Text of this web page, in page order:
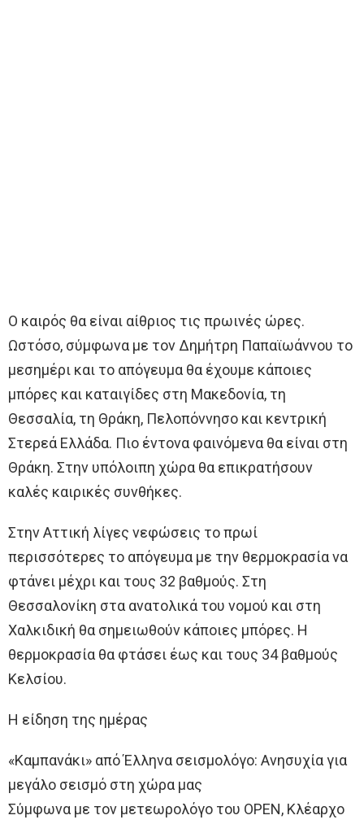
Ο καιρός θα είναι αίθριος τις πρωινές ώρες.
Ωστόσο, σύμφωνα με τον Δημήτρη Παπαϊωάννου το
μεσημέρι και το απόγευμα θα έχουμε κάποιες
μπόρες και καταιγίδες στη Μακεδονία, τη
Θεσσαλία, τη Θράκη, Πελοπόννησο και κεντρική
Στερεά Ελλάδα. Πιο έντονα φαινόμενα θα είναι στη
Θράκη. Στην υπόλοιπη χώρα θα επικρατήσουν
καλές καιρικές συνθήκες.
Στην Αττική λίγες νεφώσεις το πρωί
περισσότερες το απόγευμα με την θερμοκρασία να
φτάνει μέχρι και τους 32 βαθμούς. Στη
Θεσσαλονίκη στα ανατολικά του νομού και στη
Χαλκιδική θα σημειωθούν κάποιες μπόρες. Η
θερμοκρασία θα φτάσει έως και τους 34 βαθμούς
Κελσίου.
Η είδηση της ημέρας
«Καμπανάκι» από Έλληνα σεισμολόγο: Ανησυχία για
μεγάλο σεισμό στη χώρα μας
Σύμφωνα με τον μετεωρολόγο του OPEN, Κλέαρχο